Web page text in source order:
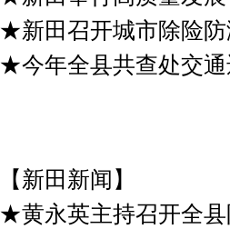
★新田召开城市除险
★今年全县共查处交通
【新田新闻】
★黄永英主持召开全